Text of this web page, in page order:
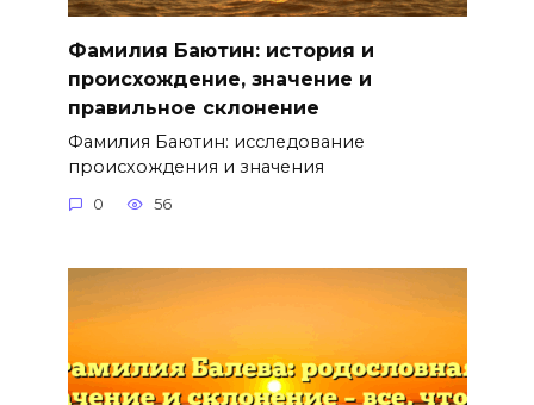
Фамилия Баютин: история и
происхождение, значение и
правильное склонение
Фамилия Баютин: исследование
происхождения и значения
0 56